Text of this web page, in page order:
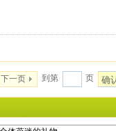
下一页 到第 页 确